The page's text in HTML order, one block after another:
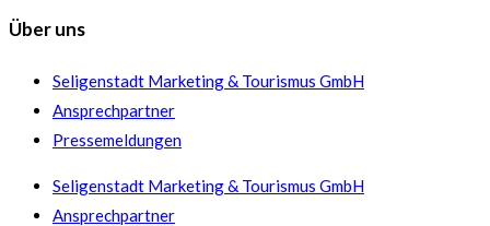
Über uns
Seligenstadt Marketing & Tourismus GmbH
Ansprechpartner
Pressemeldungen
Seligenstadt Marketing & Tourismus GmbH
Ansprechpartner